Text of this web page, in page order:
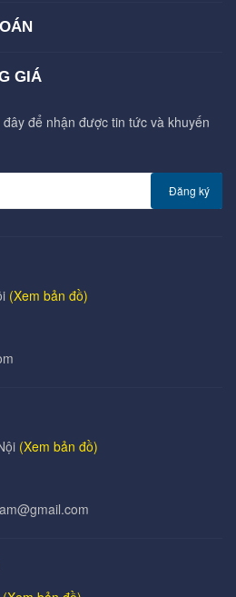
GIÁ
để nhận được tin tức và khuyến
Đăng ký
(Xem bản đồ)
(Xem bản đồ)